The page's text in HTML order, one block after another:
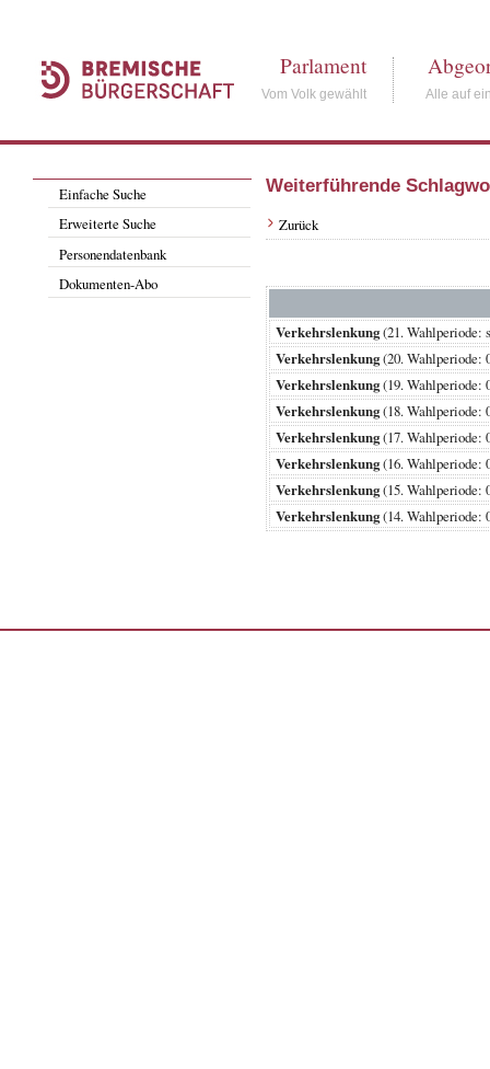
Parlament
Vom Volk gewählt Alle auf
Einfache Suche
Erweiterte Suche
Personendatenbank
Dokumenten-Abo
Weiterführende
Zurück
Verkehrslenkung(21.
Verkehrslenkung(20.
Verkehrslenkung(19.
Verkehrslenkung(18.
Verkehrslenkung(17.
Verkehrslenkung(16.
Verkehrslenkung(15.
Verkehrslenkung(14.